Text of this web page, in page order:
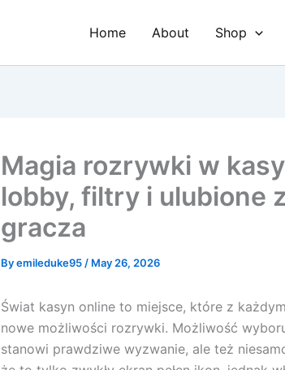
Home About Shop
Magia rozrywki w
lobby, filtry i ulubione
gracza
Byemileduke95 / May 26, 2026
Świat kasyn online to miejsce, które z
nowe możliwości rozrywki. Możliwość
stanowi prawdziwe wyzwanie, ale też